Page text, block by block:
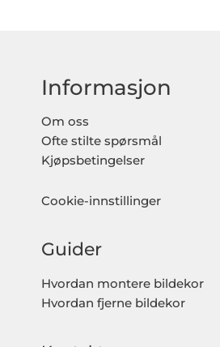
Informasjon
Om oss
Ofte stilte spørsmål
Kjøpsbetingelser
Cookie-innstillinger
Guider
Hvordan montere bildekor
Hvordan fjerne bildekor